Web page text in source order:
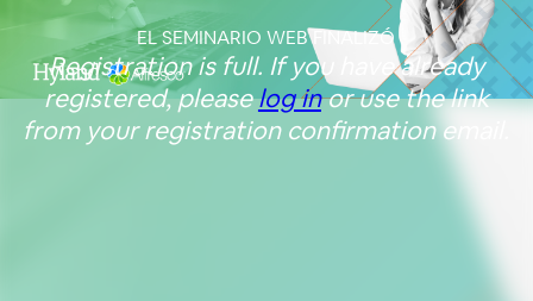
EL SEMINARIO WEB FINALIZÓ
Registration is full. If you have already
registered, pleaselog inor use the link
from your registration confirmation email.